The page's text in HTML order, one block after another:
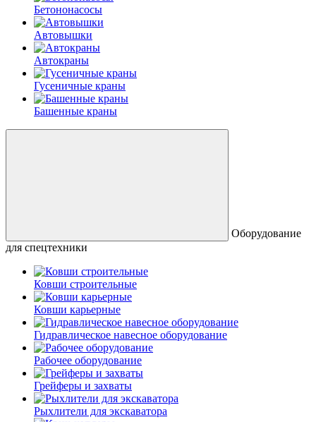
Бетононасосы
Автовышки
Автокраны
Гусеничные краны
Башенные краны
Оборудование
для спецтехники
Ковши строительные
Ковши карьерные
Гидравлическое навесное оборудование
Рабочее оборудование
Грейферы и захваты
Рыхлители для экскаватора